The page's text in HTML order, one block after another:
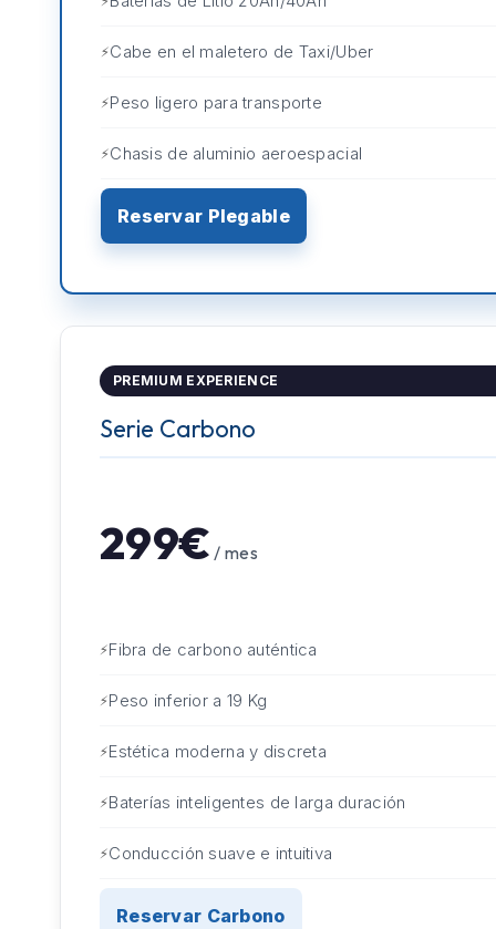
Cabe en el maletero de Taxi/Uber
Peso ligero para transporte
Chasis de aluminio aeroespacial
Reservar Plegable
PREMIUM EXPERIENCE
Serie Carbono
299€ / mes
Fibra de carbono auténtica
Peso inferior a 19 Kg
Estética moderna y discreta
Baterías inteligentes de larga duración
Conducción suave e intuitiva
Reservar Carbono